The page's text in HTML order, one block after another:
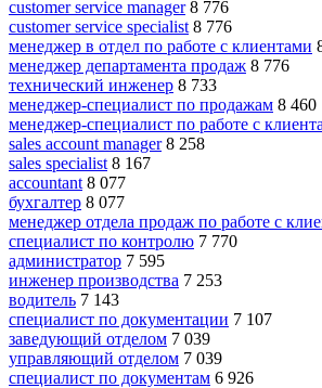
customer service manager 8 776
customer service specialist 8 776
менеджер в отдел по работе с клиентами
менеджер департамента продаж 8 776
технический инженер 8 733
менеджер-специалист по продажам 8 460
менеджер-специалист по работе с
sales account manager 8 258
sales specialist 8 167
accountant 8 077
бухгалтер 8 077
менеджер отдела продаж по работе с
специалист по контролю 7 770
администратор 7 595
инженер производства 7 253
водитель 7 143
специалист по документации 7 107
заведующий отделом 7 039
управляющий отделом 7 039
специалист по документам 6 926